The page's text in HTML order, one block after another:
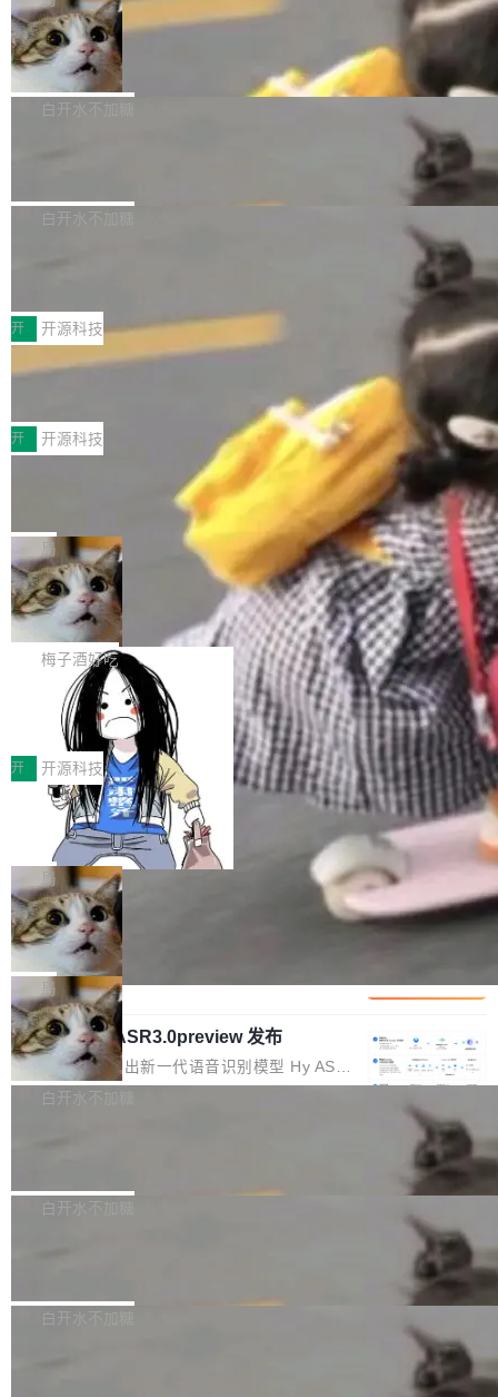
aDB 捕获 commit 之间的每一次操作，...
bet、微软以及 Meta 等传统科技巨头相比，Spa
ceXAI的资金消耗速度尤为引人瞩目。然而，支
撑庞大支出的资金来源却呈现出截然不同的面
貌。数据显示，微软和 Meta 主要依托充沛的经
1.2，驱动这个 agent 的新模型。一句话概括：
你可以用 curl -fsSL https://dev.meta.ai/install.
sh | bash 安装一个能在大项目里自动规划、写
代码、验证结果的 AI 终端工具。 据介绍，Muse
个主 agent 循环，外加一组后台 agent。这些后
美团开源 LoHoSearch，用知识图谱校
准 AI 能力认知
机器出题的前提，是让机器拥有全局视野。整个
构建流程可以分为四个环节：建图 → 控制难度
白开水不加糖
库，并将作为transport接入Mooncake TENT。
MPComm将作为一种传输引擎接入Mooncake T
ENT，实现零拷贝传输性能提升30%、非零拷贝
传输性能最高提升5倍。UCL-MPComm底层基
于自研UCL-Engine通信引擎，后续腾讯网平将
持续开源更多基于UCL-Engine的高性能通信组
件。 腾讯网平团队在UCL-MPComm中实现了一
个独立于业务线程的全局通信引擎（Engine），
白开水不加糖
型案例入选名单》，深信服“面向企业研发场景的
开源 AI 编程平台 CoStrict 应用”凭借卓越的技术
创新与落地成效成功入选。 全链路私有化部署，
助力企业AI研发安全落地 当前，越来越多企业已
经开始引入 AI Coding 工具，通过调用公有云模
型或企业内部部署模型提升研发效率。但随着 AI
Coding 从个人辅助工具逐步走向团队级、组织
级应用，企业在规模化落地过程中，对安全性、
可控性和代码质量提出了更高要求。 首先是数据
安全与合规要求。对于大多数普通研发场景，公
有云模型能够满足快速试用和效率提升的需求。
但对于金融、能源、医疗等对数据安全要求较...
开 开源科技
深信服AI算力网关入选工信部人工智能
前不久，工业和信息化部正式发布《2025年人工
智能应用典型案例名单》，集中展示人工智能在
各领域的应用成果，覆盖技术底座、行业赋能、
产品应用、支撑保障、专题等五大方向。深信服
AI算力网关（AI创新平台）成功入选！ 随着各行
各业的Agent走向规模化建设，算力构成形态逐
渐丰富，用户关注的重点也在发生变化：不只是
让AI用起来，还要进一步看清混合算力时代下，
Token花在哪里、算力是否被充分利用，以及持
续增长的AI成本该如何优化。 深信服AI算力网关
正是围绕这些实际问题，从Token治理和成本治
理两个方面，让用户的每一份算力都看得清、管
得住、用得稳、省得下、更安全！ 一、从现在开
始，Token使用一目...
开 开源科技
Jeff Dean 离开 Google：一个时代的结
束，一个实验室的开始
Google 员工编号 20。MapReduce 作者之一。
Bigtable 作者之一。TensorFlow 的作者之一。
Gemini 的架构师。Google 首席科学家。 Jeff D
ean 在 Google 工作了 27 年后，宣布离职。 他
不是一个人走。一同离开的还有 Sanjay Ghema
wat（Google 员工编号 23，Jeff Dean 二十多
年的编程搭档，MapReduce 和 Bigtable 的共同
作者）、Quoc Le（Google 大脑核心成员，Se
q2Seq 和 DocAI 的共同发明人）以及 Oriol Vin
yals（Gemini 联合负责人，AlphaSta...
局
🔥 SolonCode v2026.8.4 发布：界面
字体可调、22 种语言、记忆搜索增强
打开终端就能上岗的全中文编码智能体，这一轮
把「看得清、用母语、记得住」三件事一次补
齐。 SolonCode 是什么 SolonCode 是杭州无
耳科技研发的企业级终端编码智能体——一位全
中文驱动的数字员工，自主理解需求、规划步
骤、编写代码。不挑模型、不挑平台，curl 一行
装完即用。 开源地址：Gitee · GitCode · GitHu
b 安装 支持 Java 8+（8~26）、macOS / Linu
x / Windows / Harmony PC。 # macOS / Linu
x / Harmony PC curl -fsSL https://solon.noea
r.org/solon...
梅子酒好吃
让“代码语义理解”深度释放AI Coding
价值潜能：华为云码道（CodeArts）
代码仓技术解析
一、代码仓深度理解技术的作用与价值 在软件工
程实践中，代码仓是企业核心知识资产的主要载
体。企业级代码仓库通常包含数十万乃至数百万
个文件，其规模远超单次模型调用可承载的上下
文窗口。随着项目规模的持续扩张与代码历史的
不断累积，代码仓中的模块关系、接口契约、业
务逻辑等关键信息往往分散于数十乃至数百个文
件之中，形成高度复杂的知识关联网络。传统的
代码检索手段（如关键词匹配、目录遍历）仅能
在语法层面完成文本定位，难以触及代码的语义
内涵与结构关联，导致开发者使用代码智能体在
理解大规模代码仓时面临显著"代码仓理解"瓶
颈。 代码仓深度理解服务（以下简称" CodeBas
e深度理解服务"）是华为云码道（CodeA...
开 开源科技
一条“删库”命令跑 17 小时，算法工程
师删光 89TB 数据只为干私活
最高人民检察院8月4日公布了一起案件：北京一
名90后算法工程师王某，为了给自己接的私活腾
服务器空间，删光了公司AI游戏部门的全部核心
数据。 王某2024年1月入职东城区某科技公司AI
短剧部门，有互联网大厂背景。在公司内部架构
调整期间，部门三次通知全员将数据从A集群迁
移到B集群，王某都回复了"收到"。 他没有迁移
数据。2024年9月3日下午4点，他使用此前登录
的账号密码进入A集群，输入了一条被程序员圈
称为"删库跑路"的命令——最高管理员权限、无
自研的多个文生3D和...
局
Cloudflare 分享推理优化实践：KV ca
che 量化 + 权重压缩，吞吐量提升 4
1%，成本降 30%
Kimi 和 GLM 是当前最强的大模型系列之一，但
它们有一个共同的问题：太吃显存了。月之暗面
的 Kimi K 系列和智谱的 GLM 都是长上下文、M
oE 架构的大模型，好用到让人上瘾，但 GPU 显
存永远不够用。 Cloudflare 的 Workers AI 团队
一直在跑这些模型的推理。他们在官方博客上发
整性保护。效果是：吞吐量提升 41%，每 token
局
腾讯混元 Hy ASR3.0preview 发布
腾讯混元正式推出新一代语音识别模型 Hy ASR
3.0preview。基于最新一代大语言模型 Hy3 的
让语音识别不再只是听清，而是真正听懂。通过
w 不要求标准普通话，方言识别覆盖粤语、吴语
白开水不加糖
新和少量网页兼容性修复版本。 Changes/fixe
容提供的字体时出现的几个问题 为避免音频加
白开水不加糖
发布的 Release Notes，他利用 AI 工具（如 Co
白开水不加糖